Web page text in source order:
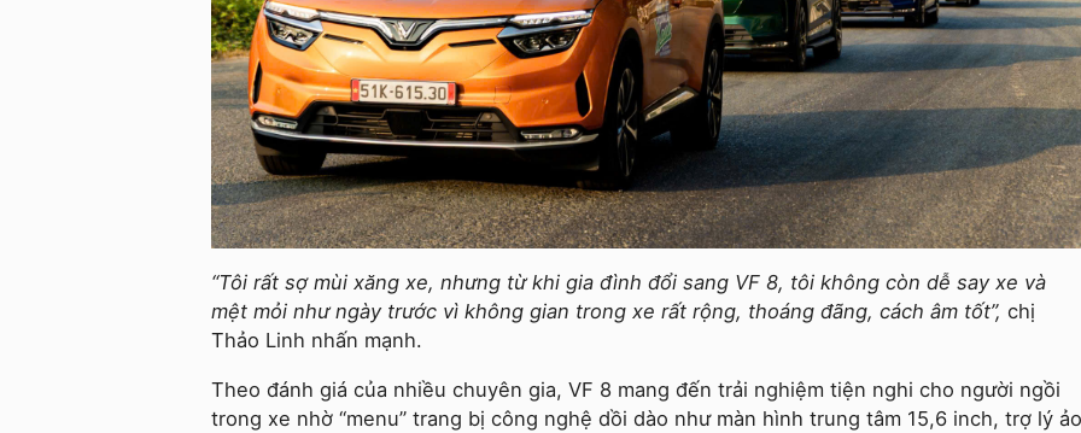
“Tôi rất sợ mùi xăng xe, nhưng từ khi gia đình đổi sang VF 8, tôi không còn dễ say xe và
mệt mỏi như ngày trước vì không gian trong xe rất rộng, thoáng đãng, cách âm tốt”, chị
Thảo Linh nhấn mạnh.
Theo đánh giá của nhiều chuyên gia, VF 8 mang đến trải nghiệm tiện nghi cho người ngồi
trong xe nhờ “menu” trang bị công nghệ dồi dào như màn hình trung tâm 15,6 inch, trợ lý ảo